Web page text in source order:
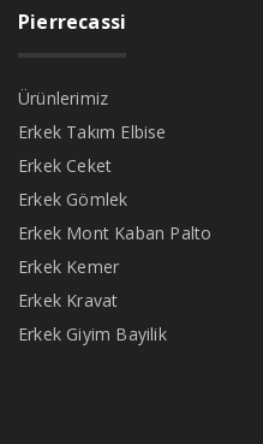
Pierrecassi
Ürünlerimiz
Erkek Takım Elbise
Erkek Ceket
Erkek Gömlek
Erkek Mont Kaban Palto
Erkek Kemer
Erkek Kravat
Erkek Giyim Bayilik